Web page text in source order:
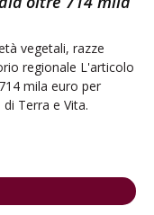
per rilevare i
comuni pilota,
aperta agli
un progetto per
agricole pugliesi è